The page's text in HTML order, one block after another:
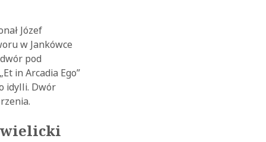
Józef
w Jankówce
pod
in Arcadia Ego”
idylli. Dwór
wielicki